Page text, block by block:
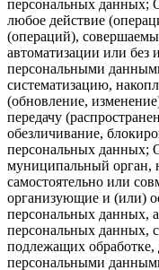
персональных данных;
любое действие
(операций),
автоматизации или без
персональными
систематизацию,
(обновление,
передачу
обезличивание,
персональных данных;
муниципальный орган,
самостоятельно или
организующие и (или)
персональных данных,
персональных данных,
подлежащих
персональными